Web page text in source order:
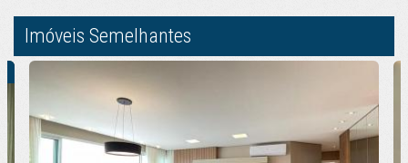
Imóveis Semelhantes